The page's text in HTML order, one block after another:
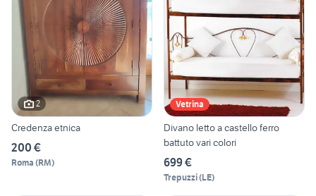
2
Credenza etnica
200 €
Roma (RM)
Vetrina
Divano letto a castello ferro
battuto vari colori
699 €
Trepuzzi(LE)